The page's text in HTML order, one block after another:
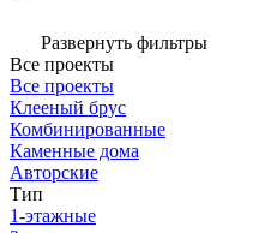
Развернуть фильтры
Все проекты
Все проекты
Клееный брус
Комбинированные
Каменные дома
Авторские
Тип
1-этажные